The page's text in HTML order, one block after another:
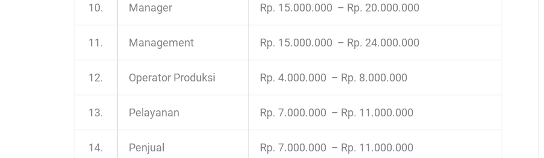
10. Manager Rp. 15.000.000 – Rp. 20.000.000
11. Management Rp. 15.000.000 – Rp. 24.000.000
12. Operator Produksi Rp. 4.000.000 – Rp. 8.000.000
13. Pelayanan Rp. 7.000.000 – Rp. 11.000.000
14. Penjual Rp. 7.000.000 – Rp. 11.000.000